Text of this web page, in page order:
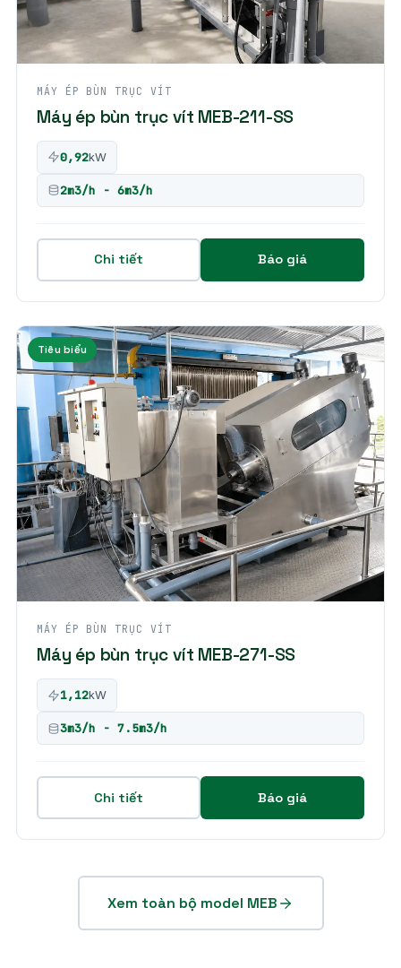
MÁY ÉP BÙN TRỤC VÍT
Máy ép bùn trục vít MEB-211-SS
0,92kW
2m3/h - 6m3/h
Chi tiết Báo giá
Tiêu biểu
MÁY ÉP BÙN TRỤC VÍT
Máy ép bùn trục vít MEB-271-SS
1,12kW
3m3/h - 7.5m3/h
Chi tiết Báo giá
Xem toàn bộ model MEB